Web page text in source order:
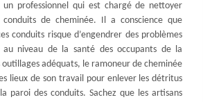
un professionnel qui est chargé de nettoyer
conduits de cheminée. Il a conscience que
conduits risque d’engendrer des problèmes
au niveau de la santé des occupants de la
outillages adéquats, le ramoneur de cheminée
lieux de son travail pour enlever les détritus
paroi des conduits. Sachez que les artisans